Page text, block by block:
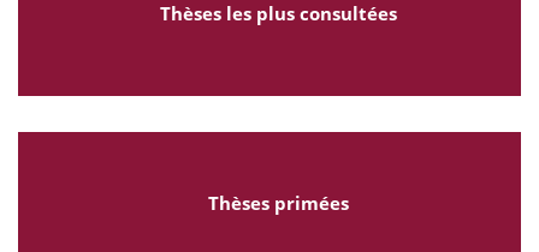
Thèses les plus consultées
Thèses primées